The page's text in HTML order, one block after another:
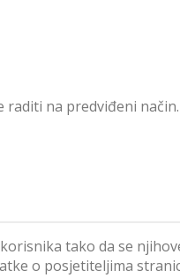
raditi na predviđeni način.
tako da se
o posjetiteljima